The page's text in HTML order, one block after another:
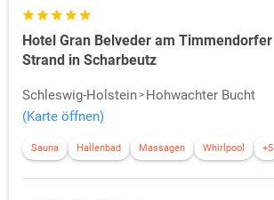
Hotel Gran Belveder am Timmendorfer
Strand in Scharbeutz
Schleswig-Holstein
Hohwachter Bucht
(Karte öffnen)
Sauna Hallenbad Massagen Whirlpool +5